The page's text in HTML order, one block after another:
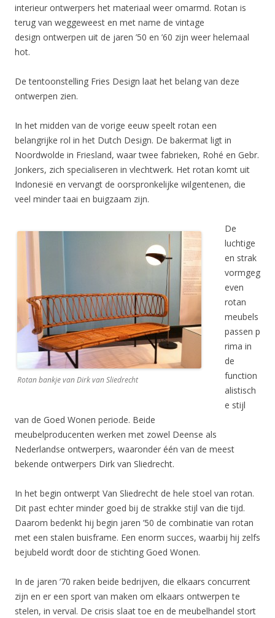
interieur ontwerpers het materiaal weer omarmd. Rotan is
terug van weggeweest en met name de vintage
design ontwerpen uit de jaren ’50 en ’60 zijn weer helemaal
hot.
De tentoonstelling Fries Design laat het belang van deze
ontwerpen zien.
In het midden van de vorige eeuw speelt rotan een
belangrijke rol in het Dutch Design. De bakermat ligt in
Noordwolde in Friesland, waar twee fabrieken, Rohé en Gebr.
Jonkers, zich specialiseren in vlechtwerk. Het rotan komt uit
Indonesië en vervangt de oorspronkelijke wilgentenen, die
veel minder taai en buigzaam zijn.
Rotan bankje van Dirk van Sliedrecht
De
luchtige
en strak
vormgeg
even
rotan
meubels
passen p
rima in
de
function
alistisch
e stijl
van de Goed Wonen periode. Beide
meubelproducenten werken met zowel Deense als
Nederlandse ontwerpers, waaronder één van de meest
bekende ontwerpers Dirk van Sliedrecht.
In het begin ontwerpt Van Sliedrecht de hele stoel van rotan.
Dit past echter minder goed bij de strakke stijl van die tijd.
Daarom bedenkt hij begin jaren ’50 de combinatie van rotan
met een stalen buisframe. Een enorm succes, waarbij hij zelfs
bejubeld wordt door de stichting Goed Wonen.
In de jaren ’70 raken beide bedrijven, die elkaars concurrent
zijn en er een sport van maken om elkaars ontwerpen te
stelen, in verval. De crisis slaat toe en de meubelhandel stort